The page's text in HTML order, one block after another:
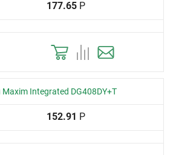
177.65 Р
Integrated DG408DY+T
152.91 Р